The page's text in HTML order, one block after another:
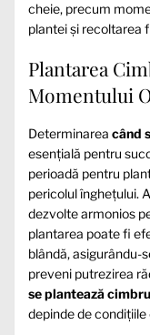
cheie, precum
plantei și recoltarea
Plantarea
Momentului
Determinarea când
esențială pentru
perioadă pentru
pericolul înghețului.
dezvolte armonios
plantarea poate fi
blândă, asigurându-
preveni putrezirea
se plantează
depinde de